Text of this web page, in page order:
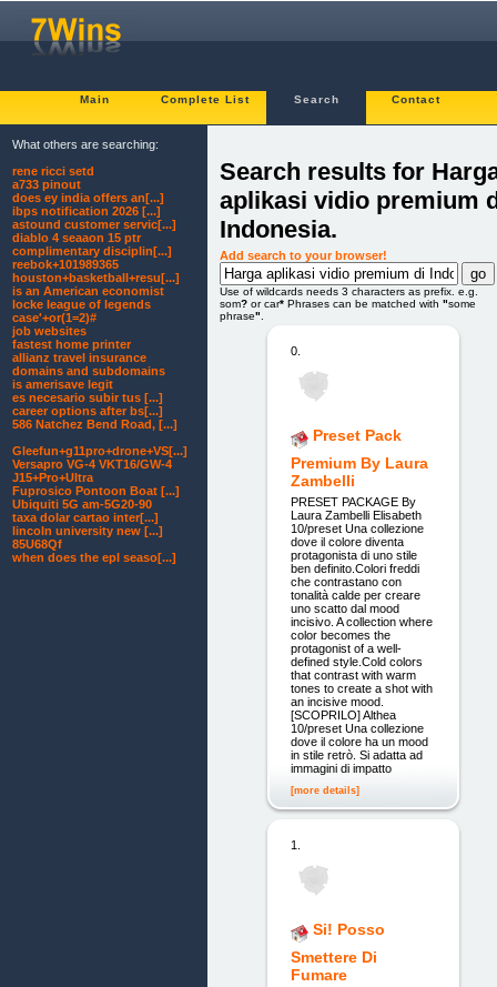
Main Complete List Search Contact
Search results for
aplikasi vidio premium
Indonesia.
Add search to your browser!
Use of wildcards needs 3 characters as prefix. e.g.
som? or car* Phrases can be matched with "some
phrase"
0.
Preset Pack
Premium By Laura
Zambelli
PRESET PACKAGE By
Laura Zambelli Elisabeth
10/preset Una collezione
dove il colore diventa
protagonista di uno stile
ben definito.Colori freddi
che contrastano con
tonalità calde per creare
uno scatto dal mood
incisivo. A collection where
color becomes the
protagonist of a well-
defined style.Cold colors
that contrast with warm
tones to create a shot with
an incisive mood.
[SCOPRILO] Althea
10/preset Una collezione
dove il colore ha un mood
in stile retrò. Si adatta ad
immagini di impatto
[more details]
1.
Si! Posso
Smettere Di
Fumare
What others are searching:
rene ricci setd
a733 pinout
does ey india offers an[...]
ibps notification 2026 [...]
astound customer servic[...]
diablo 4 seaaon 15 ptr
complimentary disciplin[...]
reebok+101989365
houston+basketball+resu[...]
is an American economist
locke league of legends
case'+or(1=2)#
job websites
fastest home printer
allianz travel insurance
domains and subdomains
is amerisave legit
es necesario subir tus [...]
career options after bs[...]
586 Natchez Bend Road, [...]
Gleefun+g11pro+drone+VS[...]
Versapro VG-4 VKT16/GW-4
J15+Pro+Ultra
Fuprosico Pontoon Boat [...]
Ubiquiti 5G am-5G20-90
taxa dolar cartao inter[...]
lincoln university new [...]
85U68Qf
when does the epl seaso[...]